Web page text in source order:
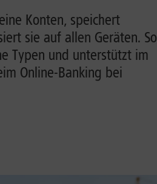
Konten, speichert
sie auf allen Geräten. So
Typen und unterstützt im
Online-Banking bei